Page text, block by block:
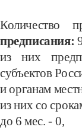
Количество
предписания:
из них
субъектов
и органам
из них со
до 6мес. - 0,